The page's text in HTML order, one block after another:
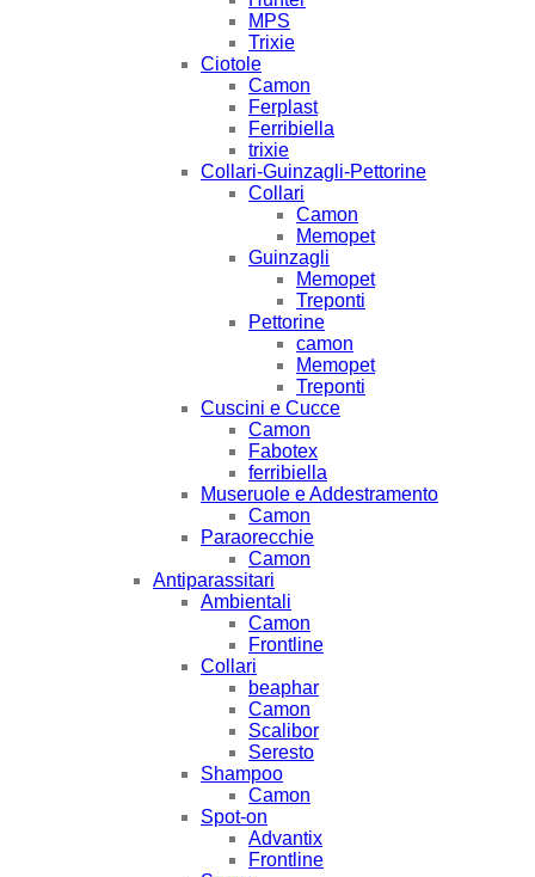
MPS
Trixie
Ciotole
Camon
Ferplast
Ferribiella
trixie
Collari-Guinzagli-Pettorine
Collari
Camon
Memopet
Guinzagli
Memopet
Treponti
Pettorine
camon
Memopet
Treponti
Cuscini e Cucce
Camon
Fabotex
ferribiella
Museruole e Addestramento
Camon
Paraorecchie
Camon
Antiparassitari
Ambientali
Camon
Frontline
Collari
beaphar
Camon
Scalibor
Seresto
Shampoo
Camon
Spot-on
Advantix
Frontline